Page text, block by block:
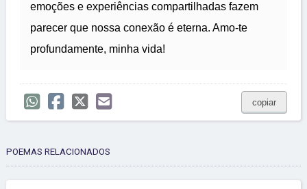
emoções e experiências compartilhadas fazem
parecer que nossa conexão é eterna. Amo-te
profundamente, minha vida!
copiar
POEMAS RELACIONADOS